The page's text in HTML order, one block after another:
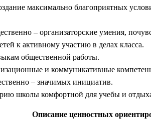
максимально благоприятных
– организаторские умения,
к активному участию в делах класса.
общественной работы.
и коммуникативные
– значимых инициатив.
школы комфортной для учебы и
Описание ценностных